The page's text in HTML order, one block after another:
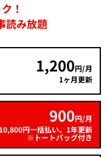
！
読み放題
1,200円/月
1ヶ月更新
900円/月
10,800円一括払い、1年更新
※トートバッグ付き